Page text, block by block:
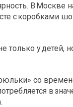
В Москве
с коробками
только у детей,
со
в